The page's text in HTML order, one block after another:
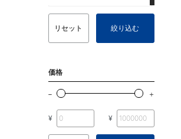
リセット 絞り込む
価格
¥ ¥